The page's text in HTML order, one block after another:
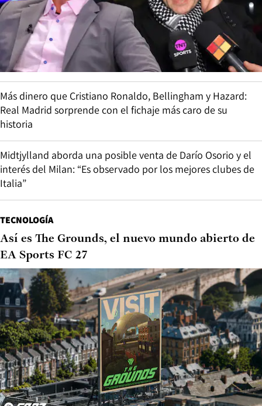
Más dinero que Cristiano Ronaldo, Bellingham y Hazard:
Real Madrid sorprende con el fichaje más caro de su
historia
Midtjylland aborda una posible venta de Darío Osorio y el
interés del Milan: “Es observado por los mejores clubes de
Italia”
TECNOLOGÍA
Así es The Grounds, el nuevo mundo abierto de
EA Sports FC 27